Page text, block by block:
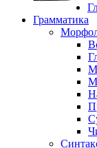
Грамматика